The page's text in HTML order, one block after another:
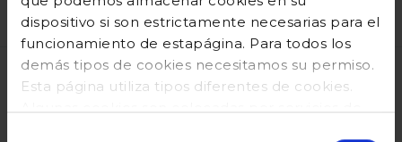
dispositivo si son estrictamente necesarias para el
funcionamiento de estapágina. Para todos los
demás tipos de cookies necesitamos su permiso.
Esta página utiliza tipos diferentes de cookies.
Algunas cookies son colocadas por servicios de
Valoración del cliente 5 de 5Valoración del cliente 5 de
VENTAJAS